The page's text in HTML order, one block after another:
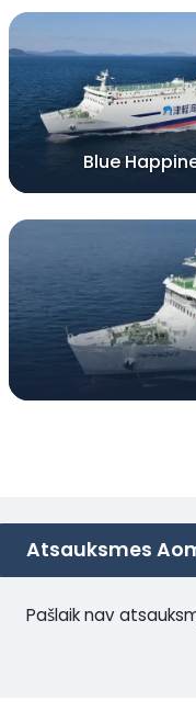
Blue
Atsauksmes
Pašlaik nav